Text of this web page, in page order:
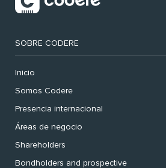
SOBRE CODERE
Inicio
Somos Codere
Presencia internacional
Áreas de negocio
Shareholders
Bondholders and prospective